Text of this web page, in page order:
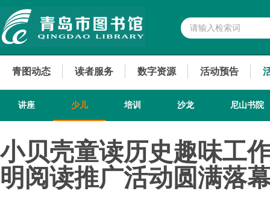
青图动态 读者服务 数字资源 活动预告
讲座 少儿 培训 沙龙 尼山书院
小贝壳童读历史趣味工
明阅读推广活动圆满落